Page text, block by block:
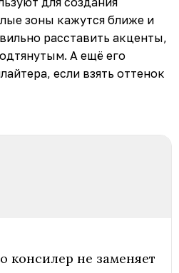
зоны кажутся ближе и
расставить акценты,
А ещё его
если взять оттенок
консилер не заменяет